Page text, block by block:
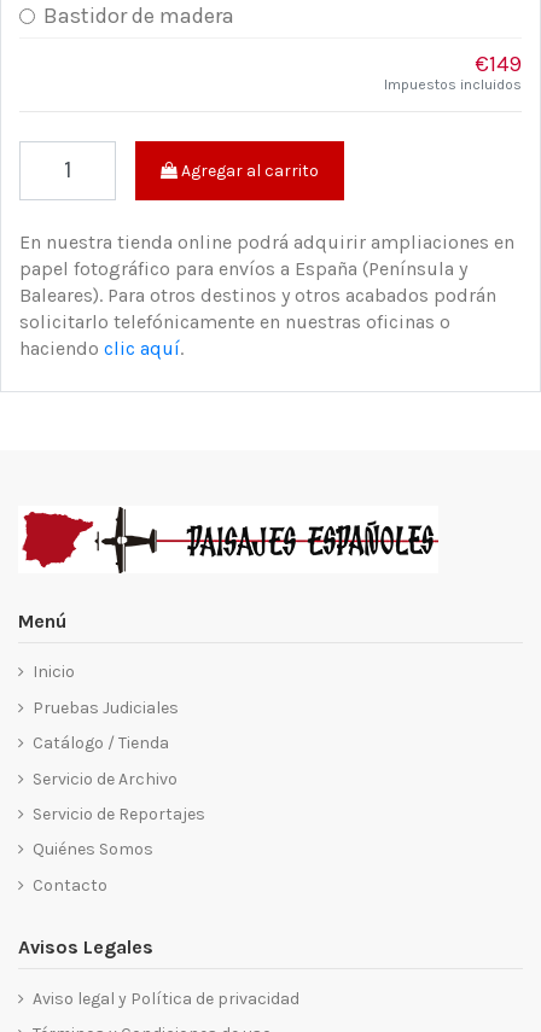
Bastidor de madera
€149
Impuestos incluidos
Agregar al carrito
En nuestra tienda online podrá adquirir ampliaciones en
papel fotográfico para envíos a España (Península y
Baleares). Para otros destinos y otros acabados podrán
solicitarlo telefónicamente en nuestras oficinas o
haciendo clic aquí.
Menú
Inicio
Pruebas Judiciales
Catálogo / Tienda
Servicio de Archivo
Servicio de Reportajes
Quiénes Somos
Contacto
Avisos Legales
Aviso legal y Política de privacidad